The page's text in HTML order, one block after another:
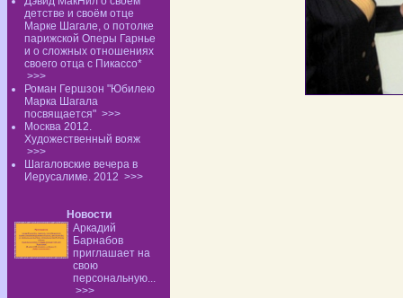
детстве и своём отце
Марке Шагале, о потолке
парижской Оперы Гарнье
и о сложных отношениях
своего отца с Пикассо*
>>>
Роман Гершзон "Юбилею
Марка Шагала
посвящается" >>>
Москва 2012.
Художественный вояж
>>>
Шагаловские вечера в
Иерусалиме. 2012 >>>
Новости
Аркадий
Барнабов
приглашает на
свою
персональную...
>>>